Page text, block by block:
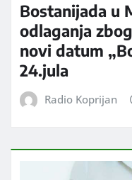
Bostanijada u
odlaganja
novi datum
24.jula
Radio Koprijan